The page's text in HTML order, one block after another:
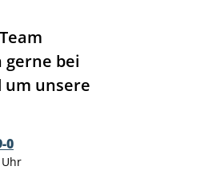
bei
um unsere
0
Uhr